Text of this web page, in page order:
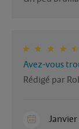
Avez-vous
Rédigé par
Janvier